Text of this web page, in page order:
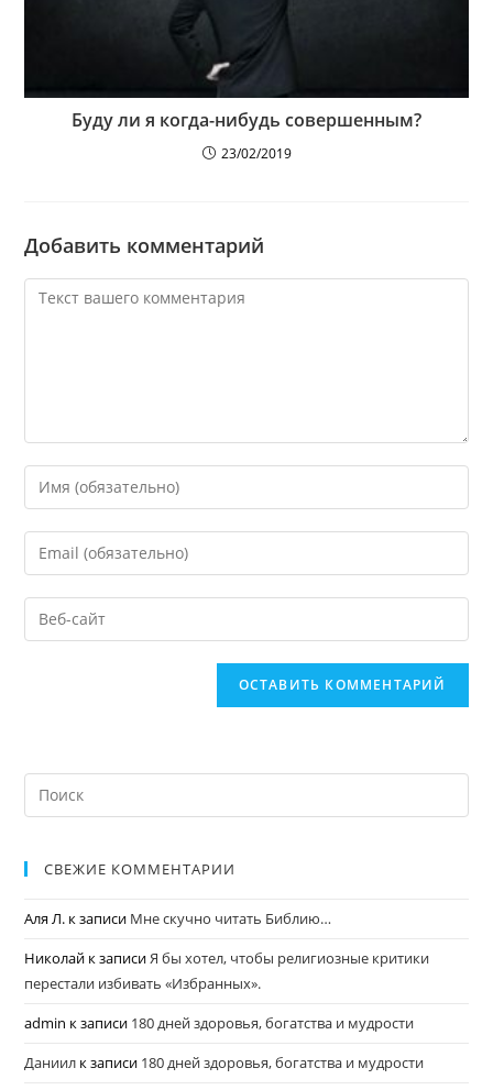
Буду ли я когда-нибудь совершенным?
23/02/2019
Добавить комментарий
СВЕЖИЕ КОММЕНТАРИИ
Аля Л. к записи Мне скучно читать Библию…
Николай к записи Я бы хотел, чтобы религиозные критики
перестали избивать «Избранных».
admin к записи 180 дней здоровья, богатства и мудрости
Даниил к записи 180 дней здоровья, богатства и мудрости